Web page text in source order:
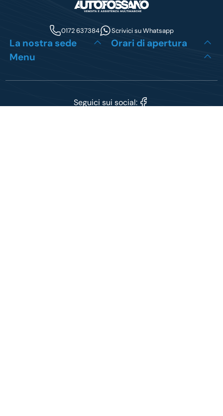
0172 637384 Scrivici su Whatsapp
La nostra sede
Orari di apertura
Menu
Seguici sui social: